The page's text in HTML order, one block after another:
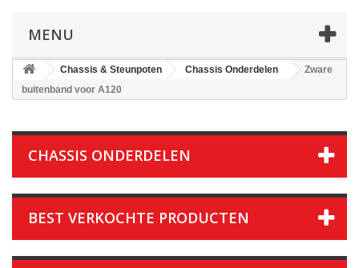
MENU
Chassis & Steunpoten Chassis Onderdelen
Zware
buitenband voor A120
CHASSIS ONDERDELEN
BEST VERKOCHTE PRODUCTEN